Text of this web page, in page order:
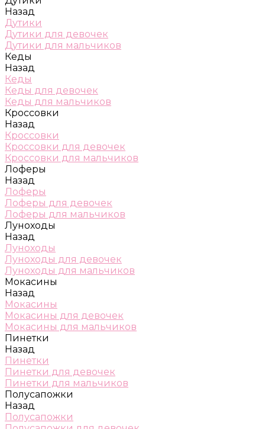
Назад
Дутики
Дутики для девочек
Дутики для мальчиков
Кеды
Назад
Кеды
Кеды для девочек
Кеды для мальчиков
Кроссовки
Назад
Кроссовки
Кроссовки для девочек
Кроссовки для мальчиков
Лоферы
Назад
Лоферы
Лоферы для девочек
Лоферы для мальчиков
Луноходы
Назад
Луноходы
Луноходы для девочек
Луноходы для мальчиков
Мокасины
Назад
Мокасины
Мокасины для девочек
Мокасины для мальчиков
Пинетки
Назад
Пинетки
Пинетки для девочек
Пинетки для мальчиков
Полусапожки
Назад
Полусапожки